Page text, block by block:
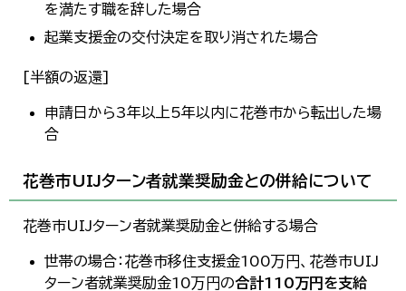
を満たす職を辞した場合
起業支援金の交付決定を取り消された場合
[半額の返還]
申請日から3年以上5年以内に花巻市から転出した場
合
花巻市UIJターン者就業奨励金との併給について
花巻市UIJターン者就業奨励金と併給する場合
世帯の場合：花巻市移住支援金100万円、花巻市UIJ
ターン者就業奨励金10万円の合計110万円を支給